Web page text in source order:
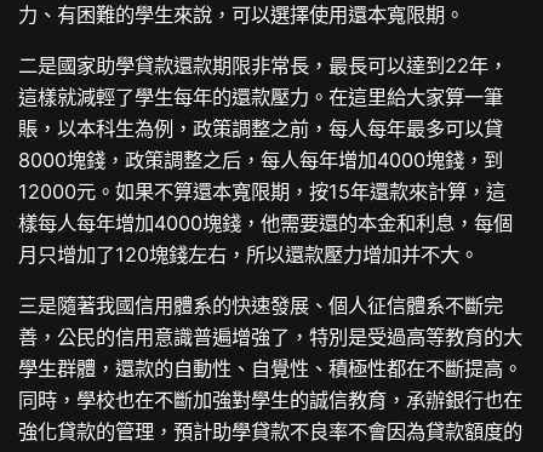
力、有困難的學生來說，可以選擇使用還本寬限期。
二是國家助學貸款還款期限非常長，最長可以達到22年，
這樣就減輕了學生每年的還款壓力。在這里給大家算一筆
賬，以本科生為例，政策調整之前，每人每年最多可以貸
8000塊錢，政策調整之后，每人每年增加4000塊錢，到
12000元。如果不算還本寬限期，按15年還款來計算，這
樣每人每年增加4000塊錢，他需要還的本金和利息，每個
月只增加了120塊錢左右，所以還款壓力增加并不大。
三是隨著我國信用體系的快速發展、個人征信體系不斷完
善，公民的信用意識普遍增強了，特別是受過高等教育的大
學生群體，還款的自動性、自覺性、積極性都在不斷提高。
同時，學校也在不斷加強對學生的誠信教育，承辦銀行也在
強化貸款的管理，預計助學貸款不良率不會因為貸款額度的